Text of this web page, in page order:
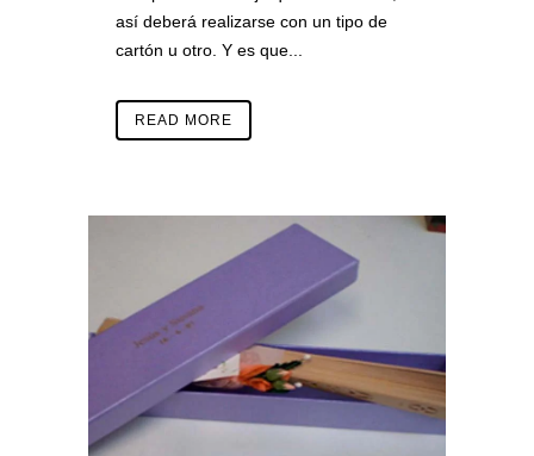
así deberá realizarse con un tipo de
cartón u otro. Y es que...
READ MORE